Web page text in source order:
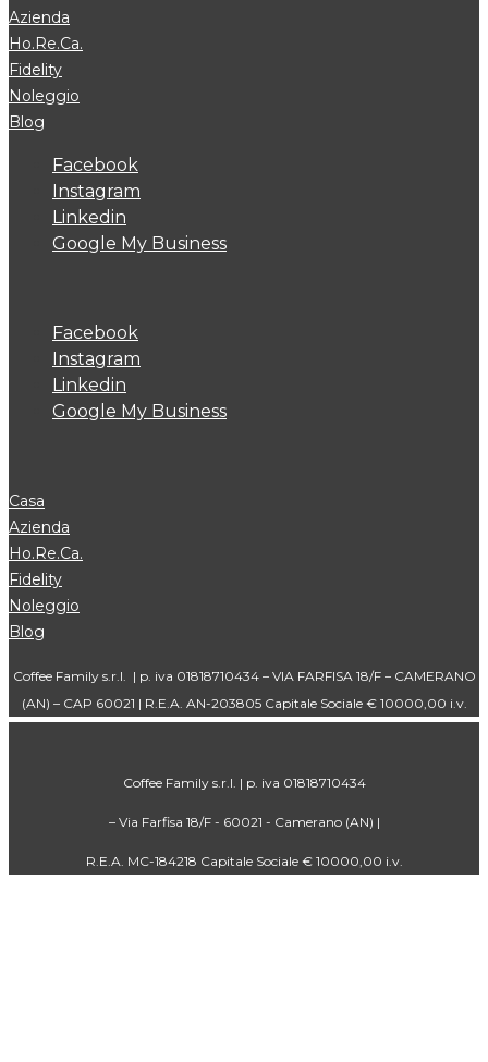
Azienda
Ho.Re.Ca.
Fidelity
Noleggio
Blog
Facebook
Instagram
Linkedin
Google My Business
Facebook
Instagram
Linkedin
Google My Business
Casa
Azienda
Ho.Re.Ca.
Fidelity
Noleggio
Blog
Coffee Family s.r.l. | p. iva 01818710434 – VIA FARFISA 18/F – CAMERANO
(AN) – CAP 60021 | R.E.A. AN-203805 Capitale Sociale € 10000,00 i.v.
Coffee Family s.r.l. | p. iva 01818710434
– Via Farfisa 18/F - 60021 - Camerano (AN) |
R.E.A. MC-184218 Capitale Sociale € 10000,00 i.v.